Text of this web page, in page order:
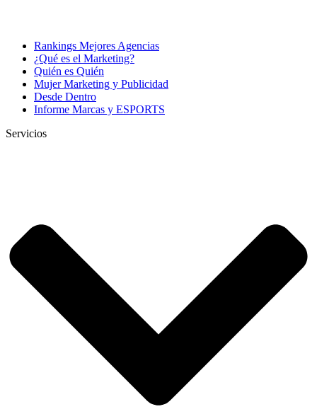
Rankings Mejores Agencias
¿Qué es el Marketing?
Quién es Quién
Mujer Marketing y Publicidad
Desde Dentro
Informe Marcas y ESPORTS
Servicios